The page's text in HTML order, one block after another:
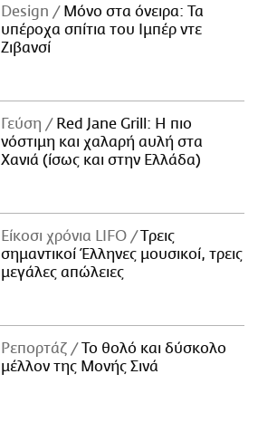
Design
Μόνο στα όνειρα: Τα
υπέροχα σπίτια του Ιμπέρ ντε
Ζιβανσί
Γεύση
Red Jane Grill: Η πιο
νόστιμη και χαλαρή αυλή στα
Χανιά (ίσως και στην Ελλάδα)
Είκοσι χρόνια LIFO
Tρεις
σημαντικοί Έλληνες μουσικοί, τρεις
μεγάλες απώλειες
Ρεπορτάζ
Το θολό και δύσκολο
μέλλον της Μονής Σινά